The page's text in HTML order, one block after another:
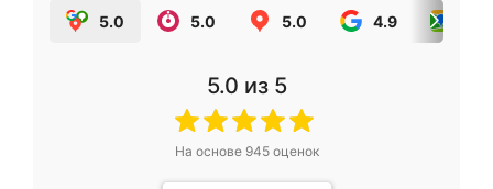
5.0 5.0 5.0 4.9
5.0 из 5
На основе 945оценок